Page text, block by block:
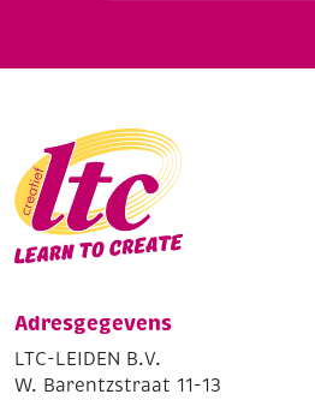
Adresgegevens
LTC-LEIDEN B.V.
W. Barentzstraat 11-13